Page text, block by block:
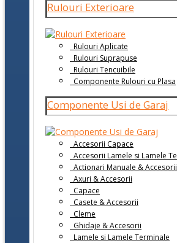
Rulouri Exterioare
Rulouri Aplicate
Rulouri Suprapuse
Rulouri Tencuibile
Componente Rulouri cu Plasa
Componente Usi de Garaj
Accesorii Capace
Accesorii Lamele si Lamele
Actionari Manuale & Accesorii
Axuri & Accesorii
Capace
Casete & Accesorii
Cleme
Ghidaje & Accesorii
Lamele si Lamele Terminale